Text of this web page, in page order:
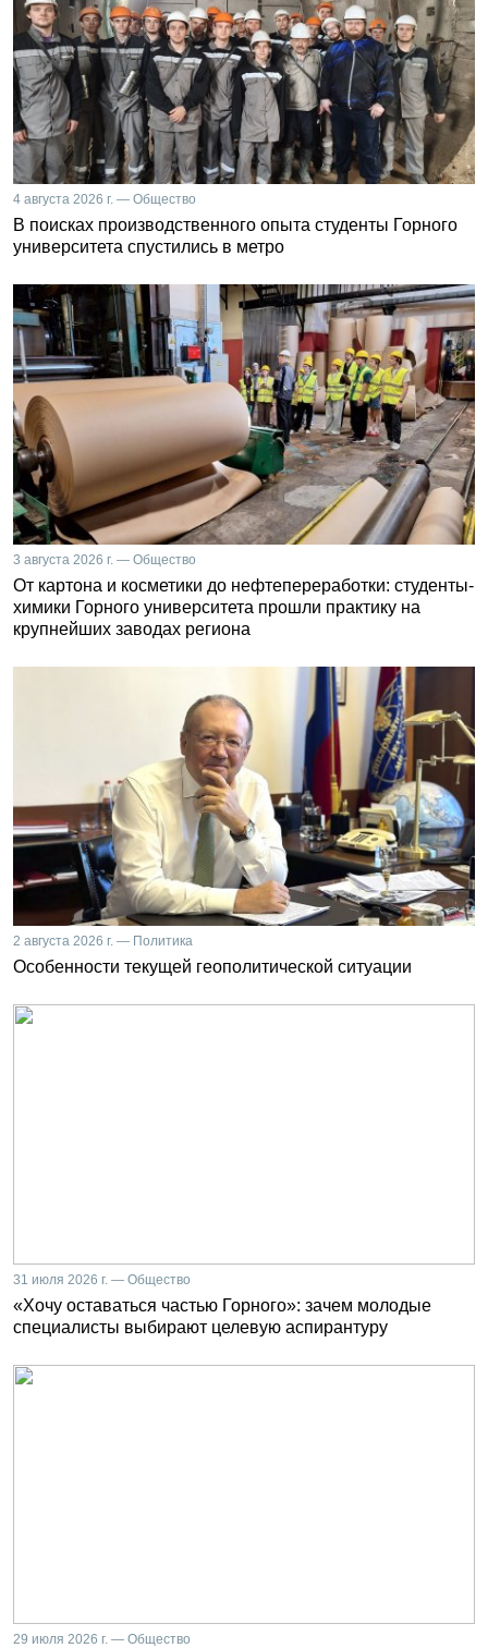
4 августа 2026 г. — Общество
В поисках производственного опыта студенты Горного
университета спустились в метро
3 августа 2026 г. — Общество
От картона и косметики до нефтепереработки: студенты-
химики Горного университета прошли практику на
крупнейших заводах региона
2 августа 2026 г. — Политика
Особенности текущей геополитической ситуации
31 июля 2026 г. — Общество
«Хочу оставаться частью Горного»: зачем молодые
специалисты выбирают целевую аспирантуру
29 июля 2026 г. — Общество